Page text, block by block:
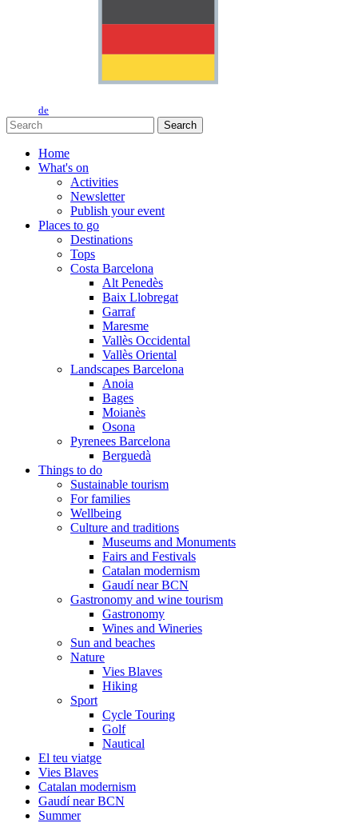
de
Search
Home
What's on
Activities
Newsletter
Publish your event
Places to go
Destinations
Tops
Costa Barcelona
Alt Penedès
Baix Llobregat
Garraf
Maresme
Vallès Occidental
Vallès Oriental
Landscapes Barcelona
Anoia
Bages
Moianès
Osona
Pyrenees Barcelona
Berguedà
Things to do
Sustainable tourism
For families
Wellbeing
Culture and traditions
Museums and Monuments
Fairs and Festivals
Catalan modernism
Gaudí near BCN
Gastronomy and wine tourism
Gastronomy
Wines and Wineries
Sun and beaches
Nature
Vies Blaves
Hiking
Sport
Cycle Touring
Golf
Nautical
El teu viatge
Vies Blaves
Catalan modernism
Gaudí near BCN
Summer